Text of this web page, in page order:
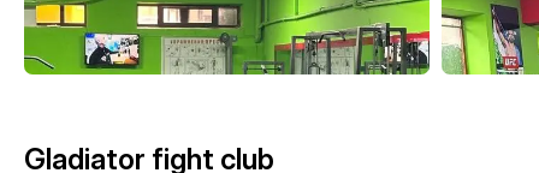
Gladiator fight club